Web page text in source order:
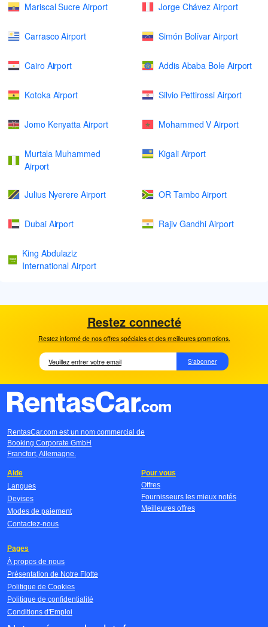
Mariscal Sucre Airport Jorge Chávez Airport
Carrasco Airport Simón Bolívar Airport
Cairo Airport Addis Ababa Bole Airport
Kotoka Airport Silvio Pettirossi Airport
Jomo Kenyatta Airport Mohammed V Airport
Murtala Muhammed
Airport
Kigali Airport
Julius Nyerere Airport OR Tambo Airport
Dubai Airport Rajiv Gandhi Airport
King Abdulaziz
International Airport
Restez connecté
Restez informé de nos offres spéciales et des meilleures promotions.
S'abonner
RentasCar.com est un nom commercial de
Booking Corporate GmbH
Francfort, Allemagne.
Aide
Langues
Devises
Modes de paiement
Contactez-nous
Pour vous
Offres
Fournisseurs les mieux notés
Meilleures offres
Pages
À propos de nous
Présentation de Notre Flotte
Politique de Cookies
Politique de confidentialité
Conditions d'Emploi